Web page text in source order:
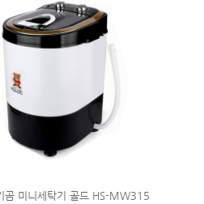
곰 미니세탁기 골드 HS-MW315